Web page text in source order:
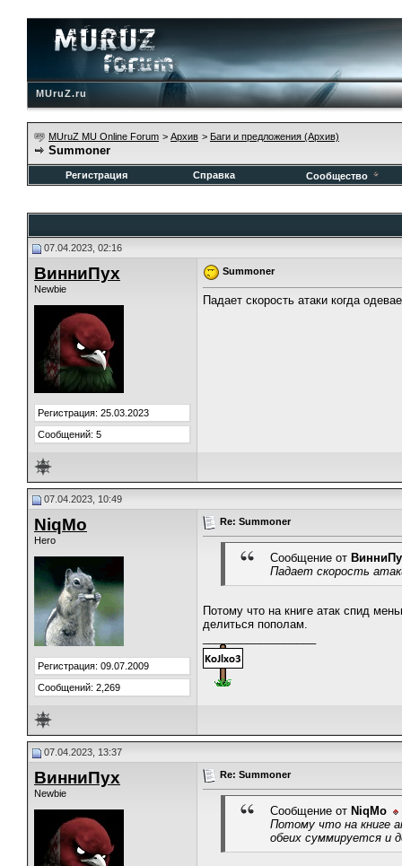
MUruZ.ru
MUruZ MU Online Forum > Архив > Баги и предложения (Архив)
Summoner
Регистрация Справка Сообщество
07.04.2023, 02:16
ВинниПух
Newbie
Регистрация: 25.03.2023
Сообщений: 5
Summoner
Падает скорость атаки когда
07.04.2023, 10:49
NiqMo
Hero
Регистрация: 09.07.2009
Сообщений: 2,269
Re: Summoner
Сообщение от
Падает скорость
Потому что на книге атак спид
делиться пополам.
07.04.2023, 13:37
ВинниПух
Newbie
Re: Summoner
Сообщение от NiqMo
Потому что на книге
обеих суммируется и